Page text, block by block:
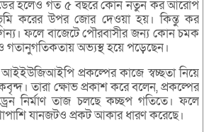
হলেও গত ৫ বছরে কোন নতুন কর আরোপ
করের উপর জোর দেওয়া হয়। কিন্তু কর
ফলে বাজেটে পৌরবাসীর জন্য কোন চমক
গতানুগতিকতায় অভ্যস্থ হয়ে পড়েছেন।
আইইউজিআইপি প্রকল্পের কাজে স্বচ্ছতা নিয়ে
তারা ক্ষোভ প্রকাশ করে বলেন, প্রকল্পের
নির্মাণ তাজ চলছে কচ্ছপ গতিতে। ফলে
যানজটও প্রকট আকার ধারণ করেছে।